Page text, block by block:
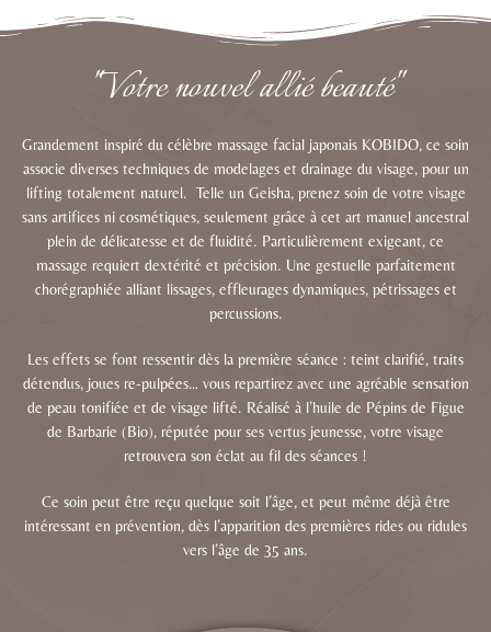
"Votre nouvel allié beauté"
Grandement inspiré du célèbre massage facial japonais KOBIDO, ce soin
associe diverses techniques de modelages et drainage du visage, pour un
lifting totalement naturel. Telle un Geisha, prenez soin de votre visage
sans artifices ni cosmétiques, seulement grâce à cet art manuel ancestral
plein de délicatesse et de fluidité. Particulièrement exigeant, ce
massage requiert dextérité et précision. Une gestuelle parfaitement
chorégraphiée alliant lissages, effleurages dynamiques, pétrissages et
percussions.
Les effets se font ressentir dès la première séance : teint clarifié, traits
détendus, joues re-pulpées… vous repartirez avec une agréable sensation
de peau tonifiée et de visage lifté. Réalisé à l’huile de Pépins de Figue
de Barbarie (Bio), réputée pour ses vertus jeunesse, votre visage
retrouvera son éclat au fil des séances !
Ce soin peut être reçu quelque soit l’âge, et peut même déjà être
intéressant en prévention, dès l’apparition des premières rides ou ridules
vers l’âge de 35 ans.